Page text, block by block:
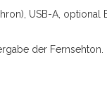
USB-A,
der Fernsehton.